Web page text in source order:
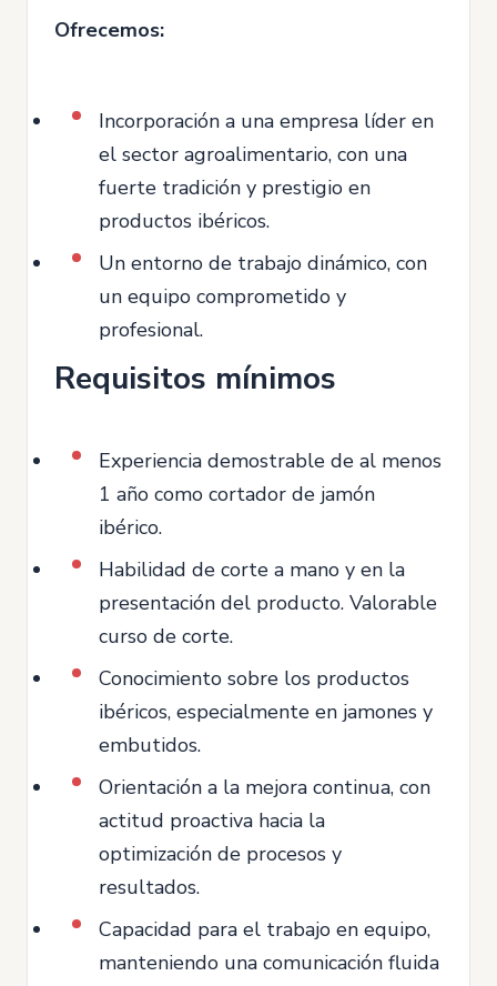
Ofrecemos:
Incorporación a una empresa líder en
el sector agroalimentario, con una
fuerte tradición y prestigio en
productos ibéricos.
Un entorno de trabajo dinámico, con
un equipo comprometido y
profesional.
Requisitos mínimos
Experiencia demostrable de al menos
1 año como cortador de jamón
ibérico.
Habilidad de corte a mano y en la
presentación del producto. Valorable
curso de corte.
Conocimiento sobre los productos
ibéricos, especialmente en jamones y
embutidos.
Orientación a la mejora continua, con
actitud proactiva hacia la
optimización de procesos y
resultados.
Capacidad para el trabajo en equipo,
manteniendo una comunicación fluida